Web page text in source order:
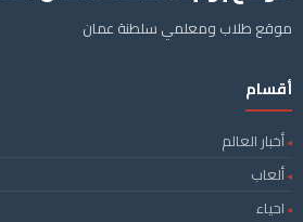
موقع طلاب ومعلمي سلطنة عمان
أقسام
أخبار العالم
ألعاب
احياء